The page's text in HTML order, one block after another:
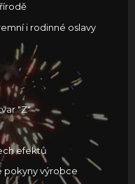
i rodinné oslavy
"Z"
efektů
pokyny výrobce